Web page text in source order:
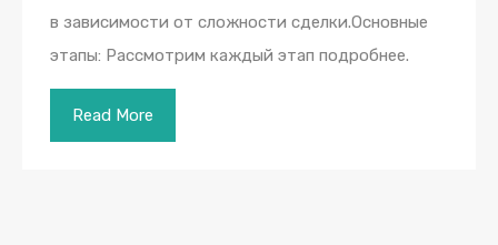
в зависимости от сложности сделки.Основные
этапы: Рассмотрим каждый этап подробнее.
Read More